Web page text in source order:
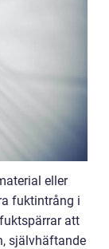
eller
fuktintrång i
att
självhäftande